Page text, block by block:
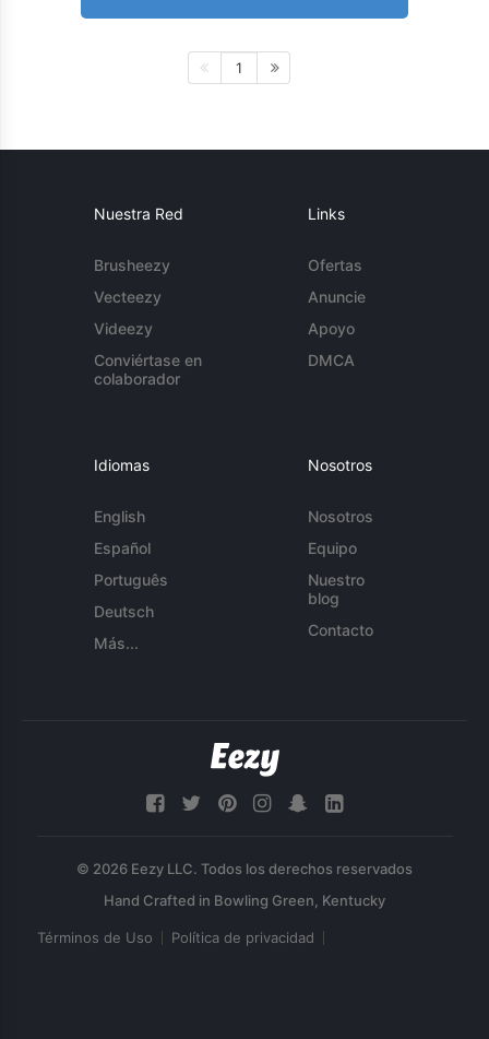
1
Nuestra Red
Brusheezy
Vecteezy
Videezy
Conviértase en
colaborador
Links
Ofertas
Anuncie
Apoyo
DMCA
Idiomas
English
Español
Português
Deutsch
Más...
Nosotros
Nosotros
Equipo
Nuestro
blog
Contacto
© 2026 Eezy LLC. Todos los derechos reservados
Términos de Uso Política de privacidad